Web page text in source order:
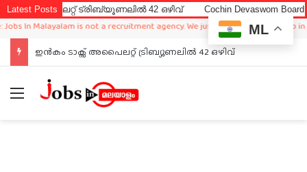
Latest Postsട്രിബ്യൂണലിൽ 42 ഒഴിവ് Cochin Devaswom Board LD
Malayalam is not a recruitment agency. We just sharing available job in
ഇൻകം ടാക്സ് അപൈലറ്റ് ട്രിബ്യൂണലിൽ 42 ഒഴിവ്
Menu
ML